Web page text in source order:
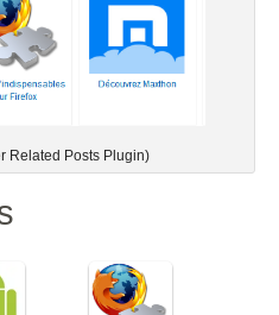
Related Posts Plugin)